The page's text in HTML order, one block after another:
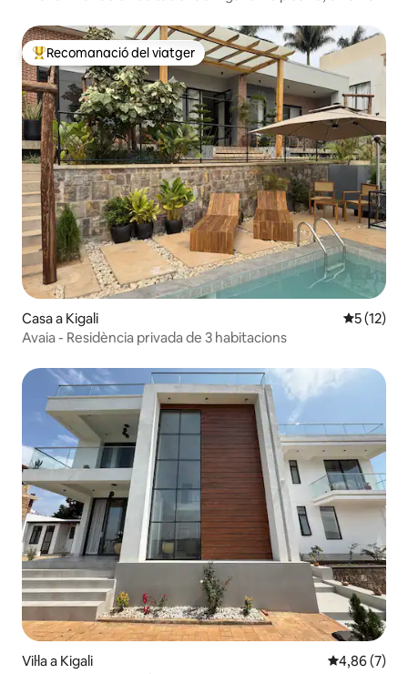
Principals recomanacions dels viatgers
Recomanació del viatger
Casa a Kigali 5 de
5 (12)
Avaia - Residència privada de 3 habitacions
Vil·la a Kigali 4,86 de
4,86 (7)